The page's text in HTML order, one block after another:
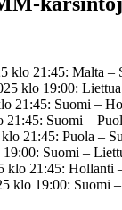
klo 21:45: Malta –
klo 19:00:
21:45: Suomi –
21:45: Suomi –
21:45: Puola –
Suomi –
klo 21:45: Hollanti
klo 19:00: Suomi